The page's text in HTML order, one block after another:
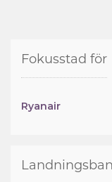
Fokusstad för
Ryanair